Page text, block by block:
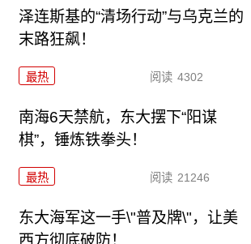
泽连斯基的“清场行动”与乌克兰的
末路狂飙！
最热 阅读 4302
南海6天禁航，东大摆下“阳谋
棋”，锤炼铁拳头！
最热 阅读 21246
东大海军这一手\"普及牌\"，让美
西方彻底破防！